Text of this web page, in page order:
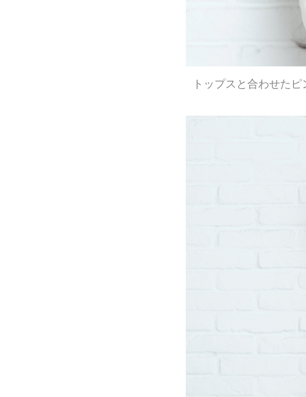
トップスと合わせた